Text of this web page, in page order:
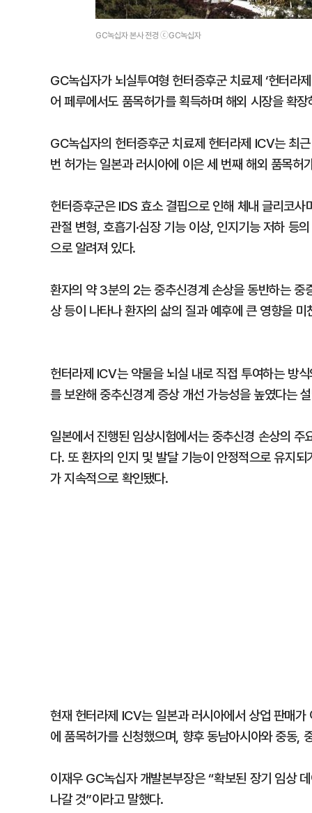
GC녹십자 본사 전경 ⓒGC녹십자
GC녹십자가 뇌실투여형 헌터증후군 치료제 ‘헌터라
어 페루에서도 품목허가를 획득하며 해외 시장을 확장
GC녹십자의 헌터증후군 치료제 헌터라제 ICV는 최
번 허가는 일본과 러시아에 이은 세 번째 해외 품목허
헌터증후군은 IDS 효소 결핍으로 인해 체내 글리코
관절 변형, 호흡기·심장 기능 이상, 인지기능 저하 등
으로 알려져 있다.
환자의 약 3분의 2는 중추신경계 손상을 동반하는 중
상 등이 나타나 환자의 삶의 질과 예후에 큰 영향을 미
헌터라제 ICV는 약물을 뇌실 내로 직접 투여하는 방
를 보완해 중추신경계 증상 개선 가능성을 높였다는
일본에서 진행된 임상시험에서는 중추신경 손상의
다. 또 환자의 인지 및 발달 기능이 안정적으로 유지
가 지속적으로 확인됐다.
현재 헌터라제 ICV는 일본과 러시아에서 상업 판매
에 품목허가를 신청했으며, 향후 동남아시아와 중동,
이재우 GC녹십자 개발본부장은 “확보된 장기 임상
나갈 것”이라고 말했다.